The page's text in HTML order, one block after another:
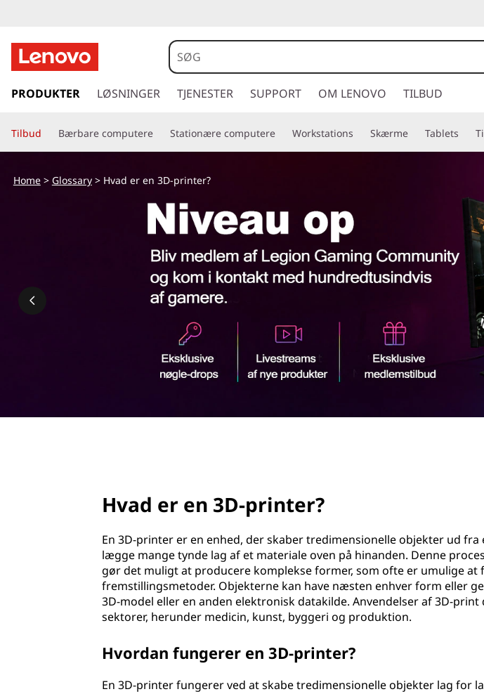
v
a
d
e
p
n
g
i
PRODUKTER LØSNINGER TJENESTER SUPPORT OM LENOVO TILBUD
Tilbud Bærbare computere Stationære computere Workstations Skærme Tablets
Home> Glossary> Hvad er en 3D-printer?
Hvad er en 3D-printer?
En 3D-printer er en enhed, der skaber tredimensionelle objekter ud
lægge mange tynde lag af et materiale oven på hinanden. Denne
gør det muligt at producere komplekse former, som ofte er umulige
fremstillingsmetoder. Objekterne kan have næsten enhver form eller
3D-model eller en anden elektronisk datakilde. Anvendelser af 3D-
sektorer, herunder medicin, kunst, byggeri og produktion.
Hvordan fungerer en 3D-printer?
En 3D-printer fungerer ved at skabe tredimensionelle objekter lag for